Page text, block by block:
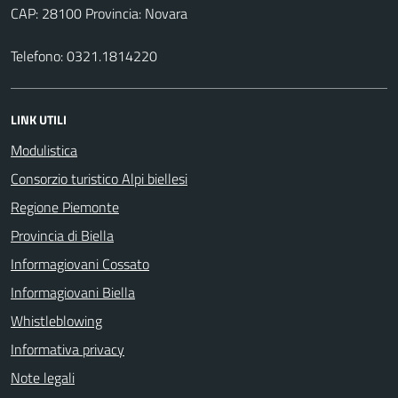
CAP: 28100 Provincia: Novara
Telefono: 0321.1814220
LINK UTILI
Modulistica
Consorzio turistico Alpi biellesi
Regione Piemonte
Provincia di Biella
Informagiovani Cossato
Informagiovani Biella
Whistleblowing
Informativa privacy
Note legali